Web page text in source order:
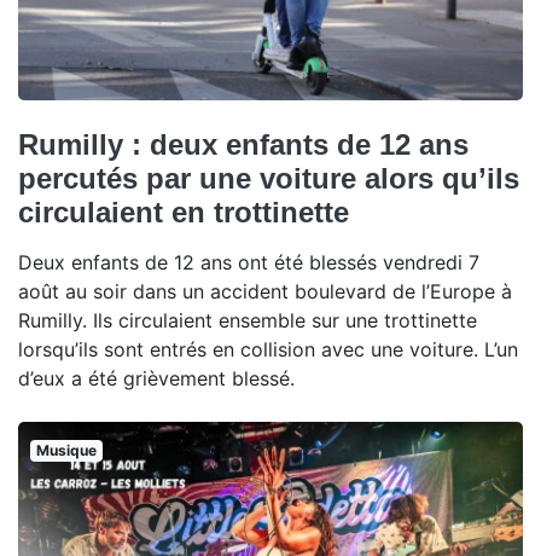
Rumilly : deux enfants de 12 ans
percutés par une voiture alors qu’ils
circulaient en trottinette
Deux enfants de 12 ans ont été blessés vendredi 7
août au soir dans un accident boulevard de l’Europe à
Rumilly. Ils circulaient ensemble sur une trottinette
lorsqu’ils sont entrés en collision avec une voiture. L’un
d’eux a été grièvement blessé.
Musique